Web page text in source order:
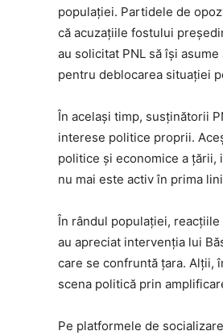
populației. Partidele de
că acuzațiile fostului
au solicitat PNL să își
pentru deblocarea situației
În același timp, susținătorii
interese politice proprii.
politice și economice a țării,
nu mai este activ în prima
În rândul populației,
au apreciat intervenția lui
care se confruntă țara. Alții,
scena politică prin
Pe platformele de